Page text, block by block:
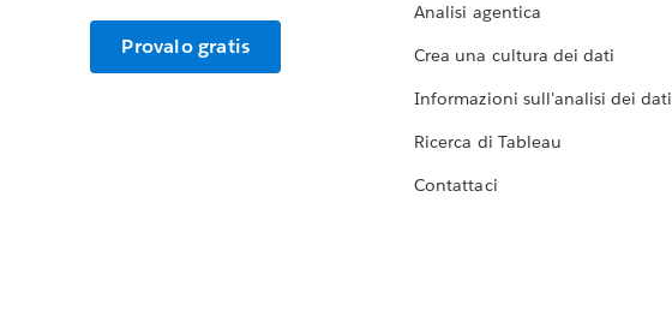
Provalo gratis
Analisi agentica
Crea una cultura dei dati
Informazioni sull'analisi dei dati
Ricerca di Tableau
Contattaci